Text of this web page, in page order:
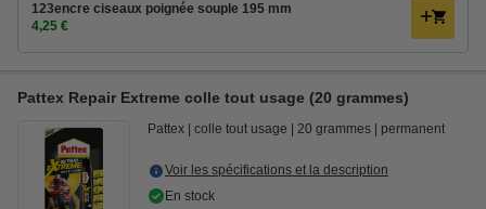
123encre ciseaux poignée souple 195 mm
4,25 €
Pattex Repair Extreme colle tout usage (20 grammes)
Pattex colle tout usage 20 grammes permanent
Voir les spécifications et la description
En stock